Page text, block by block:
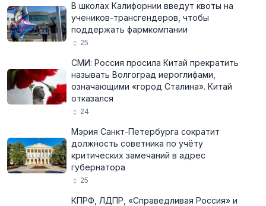
В школах Калифорнии введут квоты на
учеников-трансгендеров, чтобы
поддержать фармкомпании
25
СМИ: Россия просила Китай прекратить
называть Волгоград иероглифами,
означающими «город Сталина». Китай
отказался
24
Мэрия Санкт-Петербурга сократит
должность советника по учёту
критических замечаний в адрес
губернатора
25
КПРФ, ЛДПР, «Справедливая Россия» и